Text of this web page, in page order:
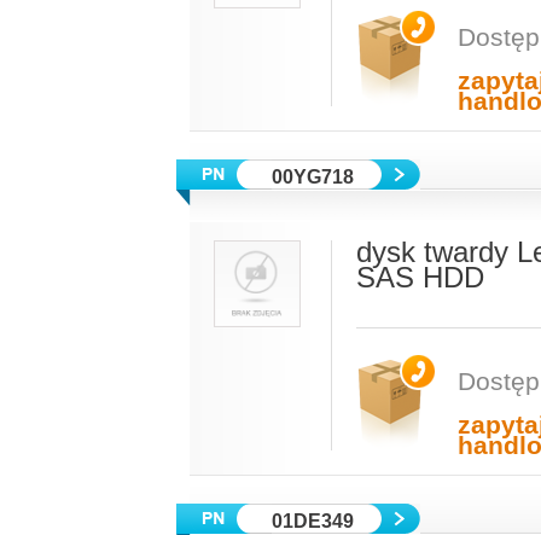
00YG718
dysk twardy
SAS HDD
01DE349